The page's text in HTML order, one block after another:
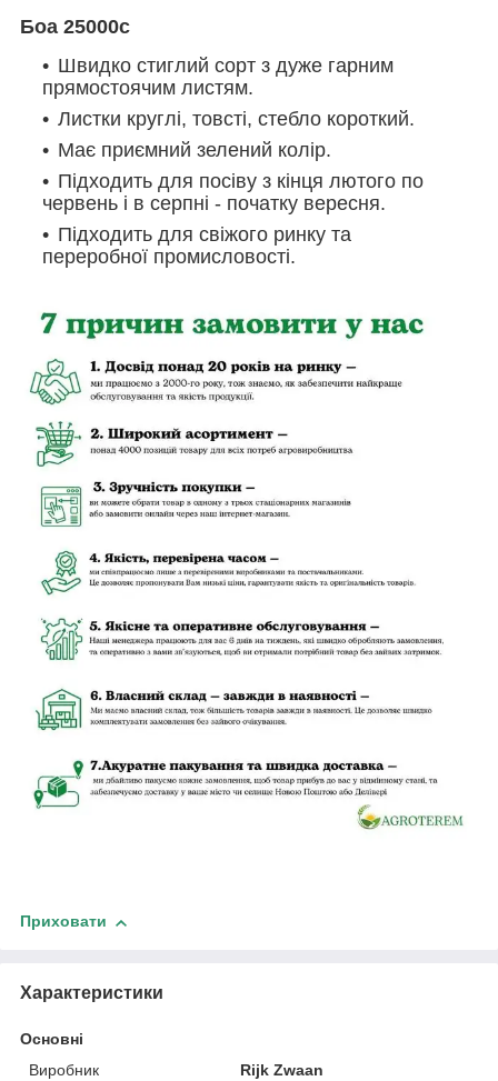
Боа 25000с
Швидко стиглий сорт з дуже гарним
прямостоячим листям.
Листки круглі, товсті, стебло короткий.
Має приємний зелений колір.
Підходить для посіву з кінця лютого по
червень і в серпні - початку вересня.
Підходить для свіжого ринку та
переробної промисловості.
Приховати
Характеристики
Основні
Виробник
Rijk Zwaan